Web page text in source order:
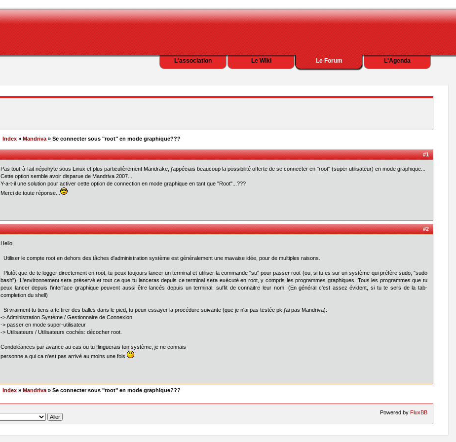
L'Agenda
Le Forum
Le Wiki
L'association
Index » Mandriva » Se connecter sous "root" en mode graphique???
#1
Pas tout-à-fait népohyte sous Linux et plus particulièrement Mandrake, j'appéciais beaucoup la possibilité offerte de se connecter en "root" (super utilisateur) en mode graphique...
Cette option semble avoir disparue de Mandriva 2007...
Y-a-t-il une solution pour activer cette option de connection en mode graphique en tant que "Root"...???
Merci de toute réponse...
#2
Hello,
Utiliser le compte root en dehors des tâches d'administration système est généralement une mavaise idée, pour de multiples raisons.
Plutôt que de te logger directement en root, tu peux toujours lancer un terminal et utiliser la commande "su" pour passer root (ou, si tu es sur un système qui préfère sudo, "sudo
bash"). L'environnement sera préservé et tout ce que tu lanceras depuis ce terminal sera exécuté en root, y compris les programmes graphiques. Tous les programmes que tu
peux lancer depuis l'interface graphique peuvent aussi être lancés depuis un terminal, suffit de connaitre leur nom. (En général c'est assez évident, si tu te sers de la tab-
completion du shell)
Si vraiment tu tiens a te tirer des balles dans le pied, tu peux essayer la procédure suivante (que je n'ai pas testée pk j'ai pas Mandriva):
-> Administration Système / Gestionnaire de Connexion
-> passer en mode super-utilisateur
-> Utilisateurs / Utilisateurs cochés: décocher root.
Condoléances par avance au cas ou tu flinguerais ton système, je ne connais
personne a qui ca n'est pas arrivé au moins une fois
Index » Mandriva » Se connecter sous "root" en mode graphique???
Powered by FluxBB